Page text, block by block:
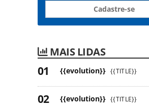
Cadastre-se
MAIS LIDAS
{{evolution}} {{TITLE}}
{{evolution}} {{TITLE}}